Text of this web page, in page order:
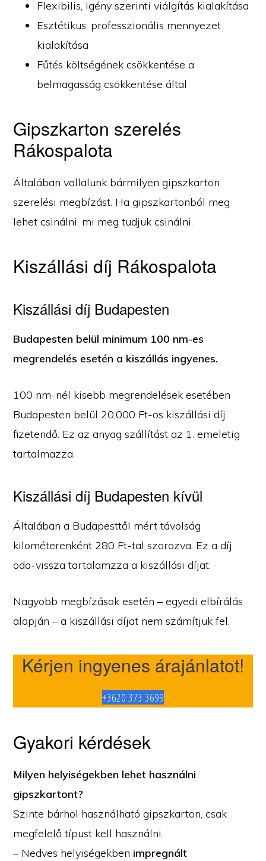
Flexibilis, igény szerinti viálgítás kialakítása
Esztétikus, professzionális mennyezet
kialakítása
Fűtés költségének csökkentése a
belmagasság csökkentése által
Gipszkarton szerelés
Rákospalota
Általában vallalunk bármilyen gipszkarton
szerelési megbízást. Ha gipszkartonból meg
lehet csinálni, mi meg tudjuk csinálni.
Kiszállási díj Rákospalota
Kiszállási díj Budapesten
Budapesten belül minimum 100 nm-es
megrendelés esetén a kiszállás ingyenes.
100 nm-nél kisebb megrendelések esetében
Budapesten belül 20,000 Ft-os kiszállási díj
fizetendő. Ez az anyag szállítást az 1. emeletig
tartalmazza.
Kiszállási díj Budapesten kívül
Általában a Budapesttől mért távolság
kilométerenként 280 Ft-tal szorozva. Ez a díj
oda-vissza tartalamzza a kiszállási díjat.
Nagyobb megbízások esetén – egyedi elbírálás
alapján – a kiszállási díjat nem számítjuk fel.
Kérjen ingyenes árajánlatot!
+3620 373 3699
Gyakori kérdések
Milyen helyiségekben lehet használni
gipszkartont?
Szinte bárhol használható gipszkarton, csak
megfelelő típust kell használni.
– Nedves helyiségekben impregnált